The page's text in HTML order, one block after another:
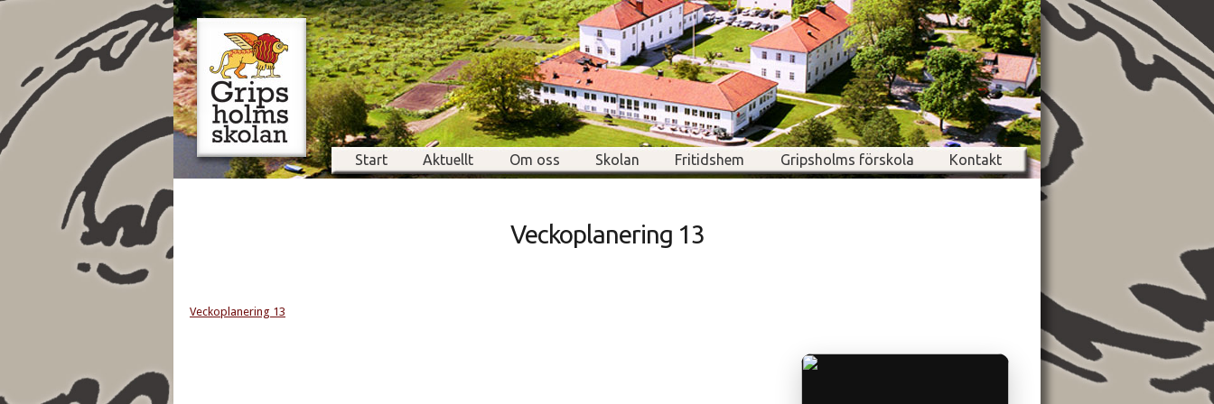
Start Aktuellt Om oss Skolan Fritidshem Gripsholms förskola Kontakt
Veckoplanering 13
Veckoplanering 13